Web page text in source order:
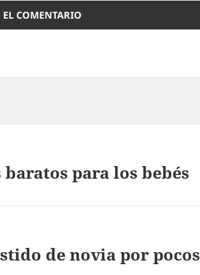
para los bebés
de novia por pocos